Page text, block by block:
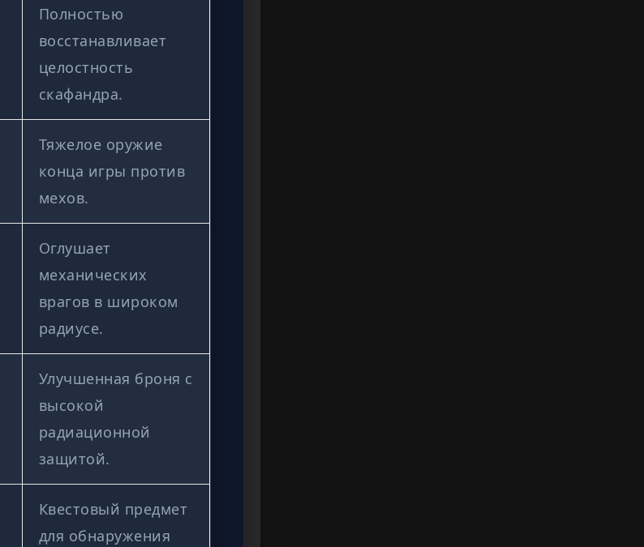
Полностью
восстанавливает
целостность
скафандра.
Тяжелое оружие
конца игры против
мехов.
Оглушает
механических
врагов в широком
радиусе.
Улучшенная броня с
высокой
радиационной
защитой.
Квестовый предмет
для обнаружения